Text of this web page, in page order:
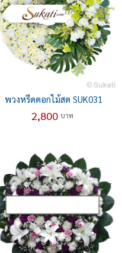
พวงหรีดดอกไม้สด SUK031
2,800 บาท